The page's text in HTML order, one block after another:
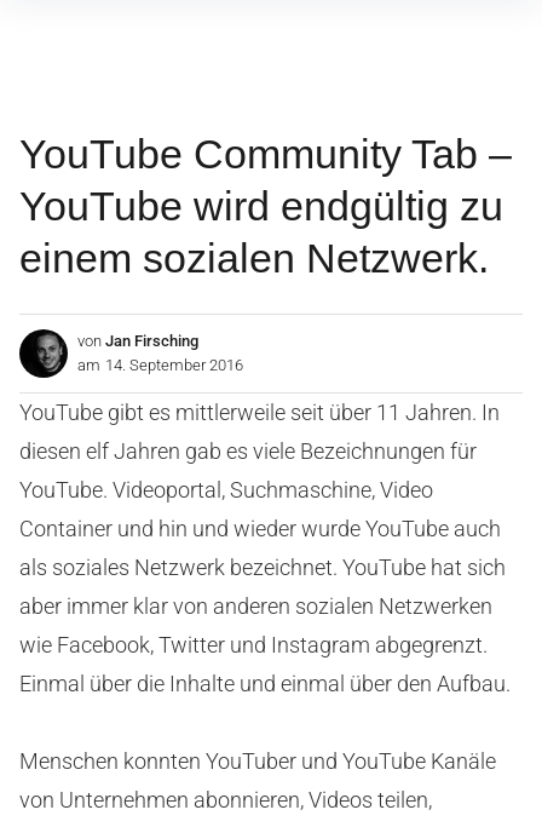
YouTube Community Tab –
YouTube wird endgültig zu
einem sozialen Netzwerk.
von Jan Firsching
am 14. September 2016
YouTube gibt es mittlerweile seit über 11 Jahren. In
diesen elf Jahren gab es viele Bezeichnungen für
YouTube. Videoportal, Suchmaschine, Video
Container und hin und wieder wurde YouTube auch
als soziales Netzwerk bezeichnet. YouTube hat sich
aber immer klar von anderen sozialen Netzwerken
wie Facebook, Twitter und Instagram abgegrenzt.
Einmal über die Inhalte und einmal über den Aufbau.
Menschen konnten YouTuber und YouTube Kanäle
von Unternehmen abonnieren, Videos teilen,